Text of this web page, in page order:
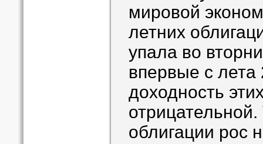
мировой
летних
упала во
впервые с лета
доходность
облигации рос